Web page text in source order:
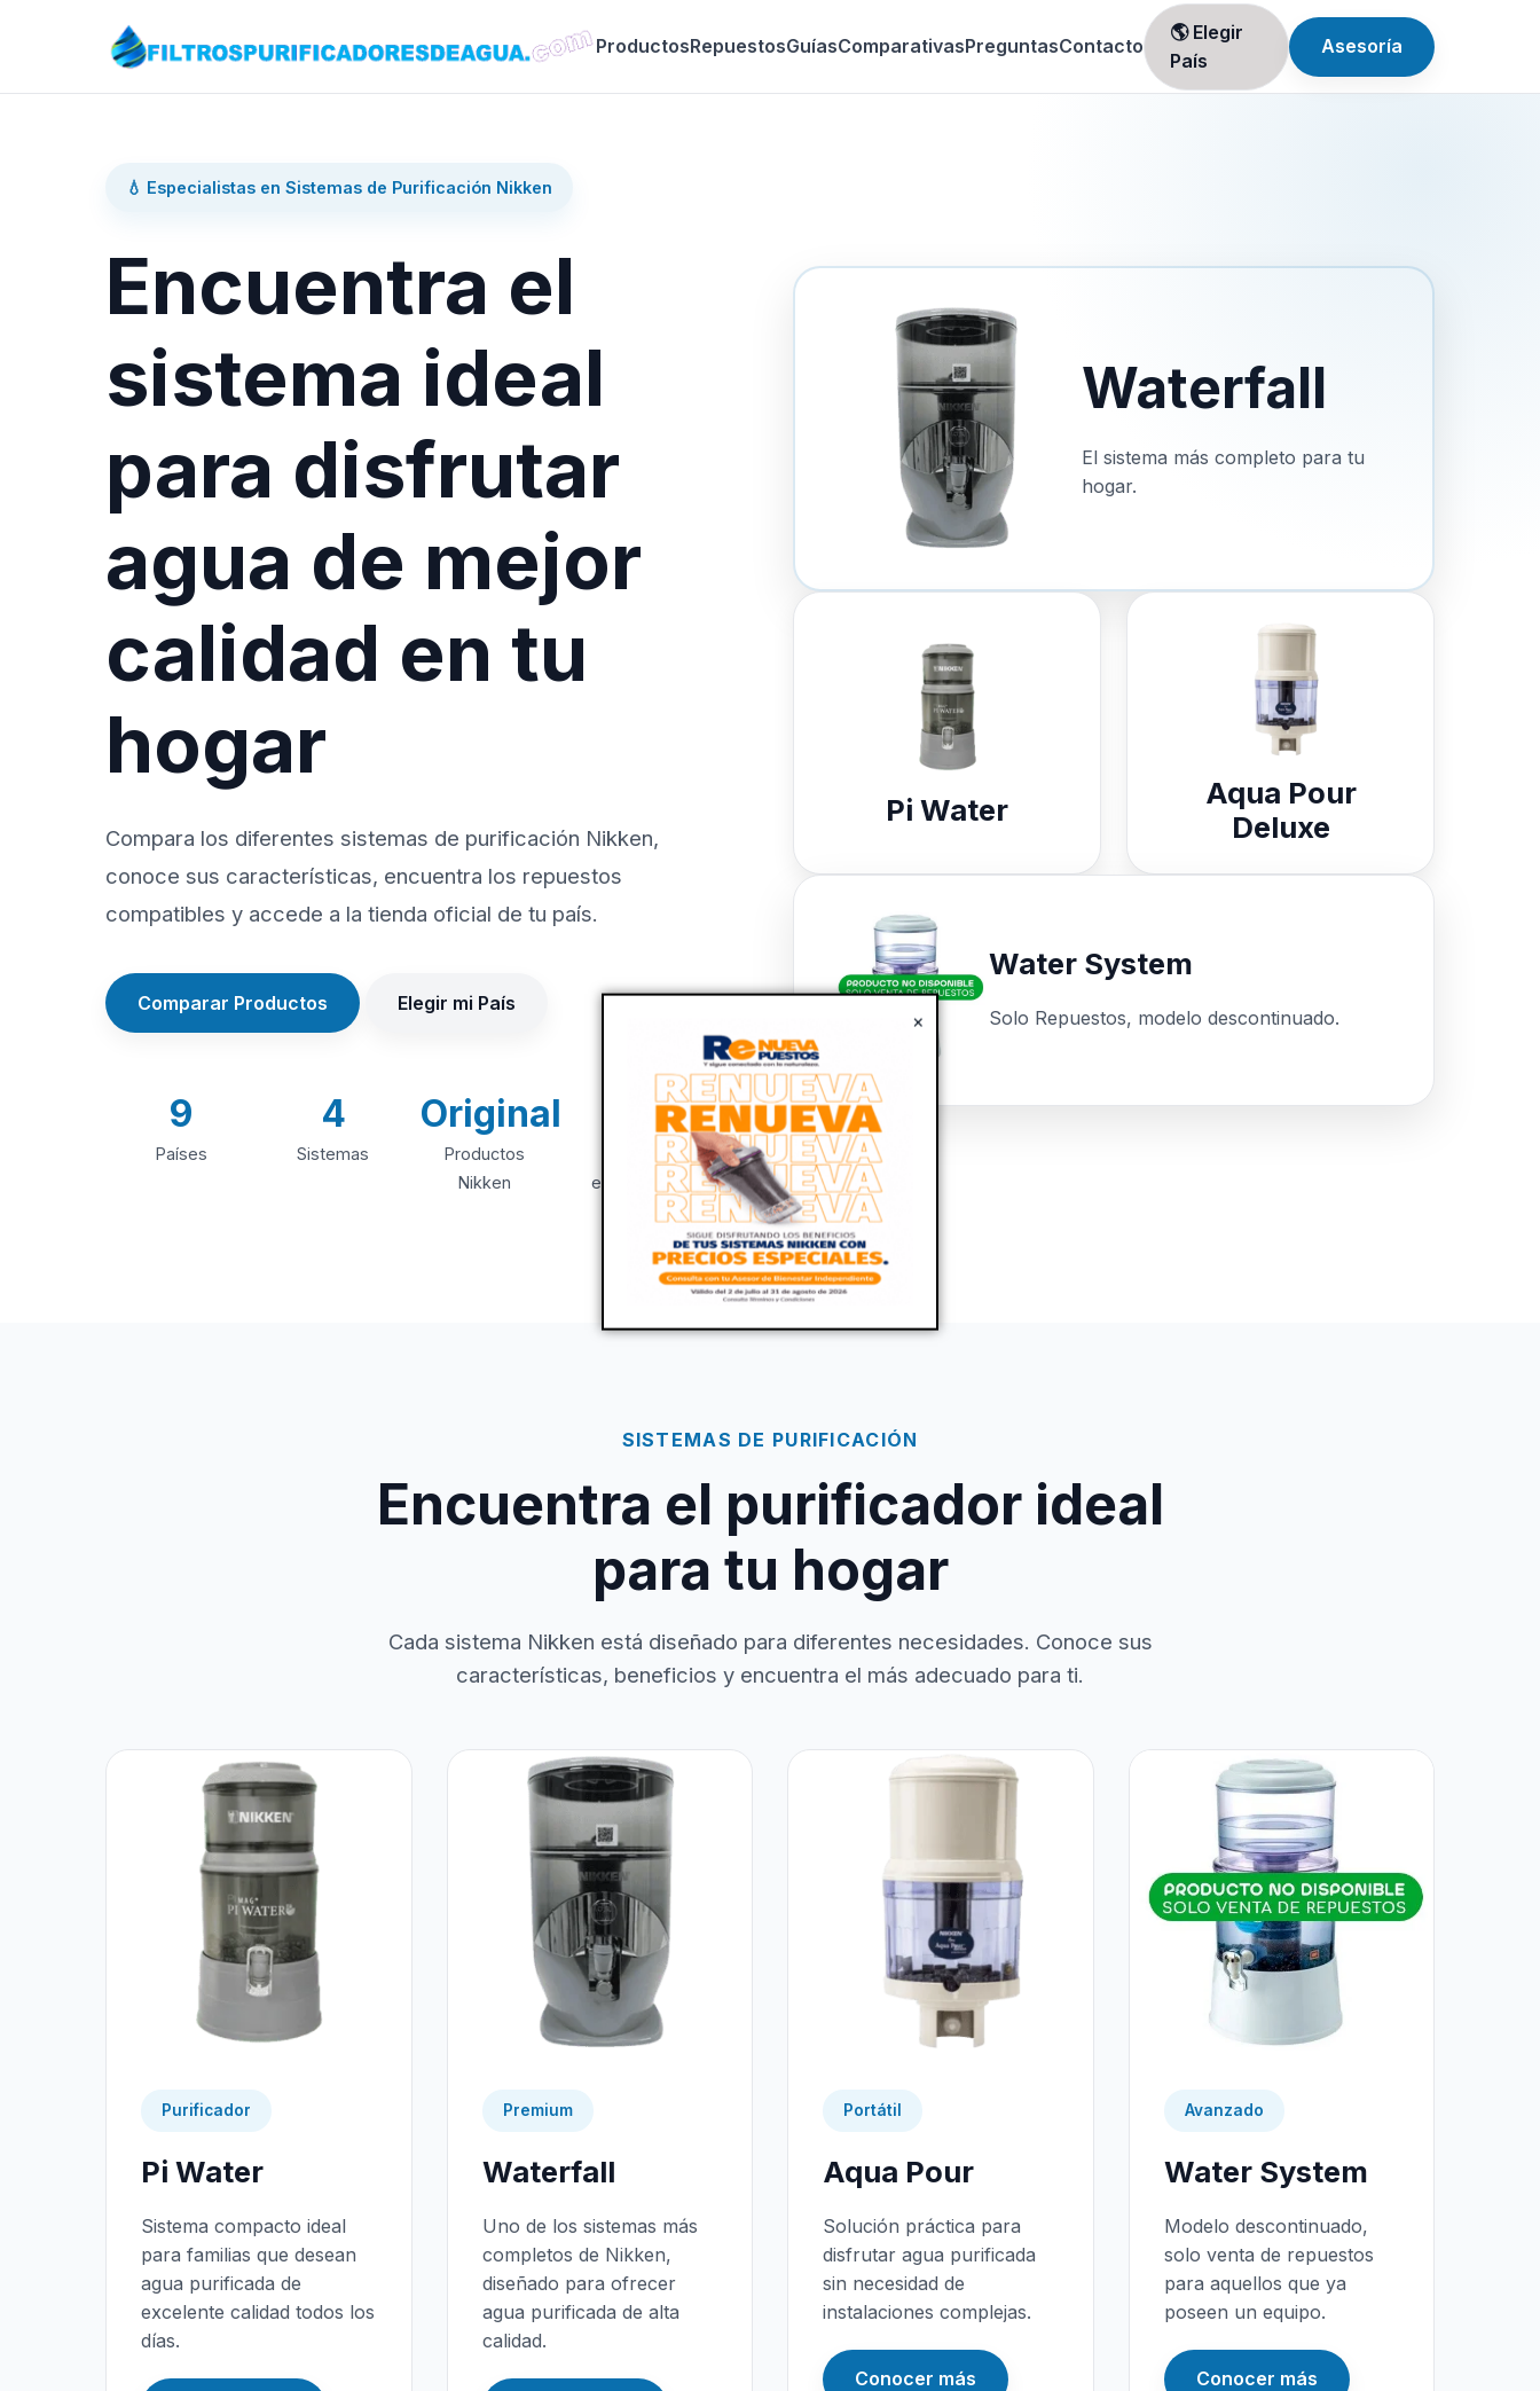
×
ProductosRepuestosGuíasComparativasPreguntasContacto
🌎 Elegir
País
Asesoría
💧 Especialistas en Sistemas de Purificación Nikken
Encuentra el
sistema ideal
para disfrutar
agua de mejor
calidad en tu
hogar
Compara los diferentes sistemas de purificación Nikken,
conoce sus características, encuentra los repuestos
compatibles y accede a la tienda oficial de tu país.
Comparar Productos Elegir mi País
9
Países
4
Sistemas
Original
Productos
Nikken
+20
Años de
experiencia
Waterfall
El sistema más completo para tu
hogar.
Pi Water
Aqua Pour
Deluxe
Water System
Solo Repuestos, modelo descontinuado.
SISTEMAS DE PURIFICACIÓN
Encuentra el purificador ideal
para tu hogar
Cada sistema Nikken está diseñado para diferentes necesidades. Conoce sus
características, beneficios y encuentra el más adecuado para ti.
Purificador
Pi Water
Sistema compacto ideal
para familias que desean
agua purificada de
excelente calidad todos los
días.
Premium
Waterfall
Uno de los sistemas más
completos de Nikken,
diseñado para ofrecer
agua purificada de alta
calidad.
Portátil
Aqua Pour
Solución práctica para
disfrutar agua purificada
sin necesidad de
instalaciones complejas.
Conocer más
Avanzado
Water System
Modelo descontinuado,
solo venta de repuestos
para aquellos que ya
poseen un equipo.
Conocer más